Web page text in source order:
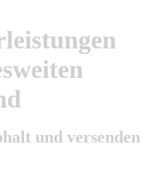
und versenden